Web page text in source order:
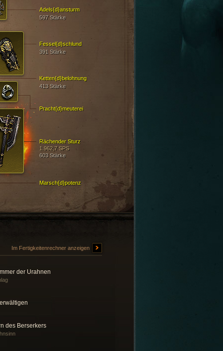
Marsch{d}potenz
Fessel{d}schlund
391 Stärke
Rächender Sturz
1.962,7 SPS
603 Stärke
Ketten{d}belohnung
413 Stärke
Pracht{d}meuterei
Adels{d}ansturm
597 Stärke
Im Fertigkeitenrechner anzeigen
der Urahnen
des Berserkers